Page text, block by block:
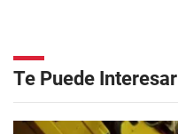
Te Puede Interesar